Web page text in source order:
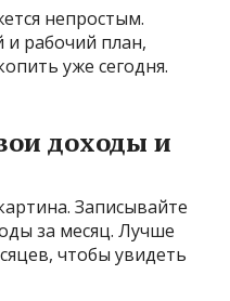
непростым.
и рабочий план,
уже сегодня.
доходы и
Записывайте
за месяц. Лучше
чтобы увидеть